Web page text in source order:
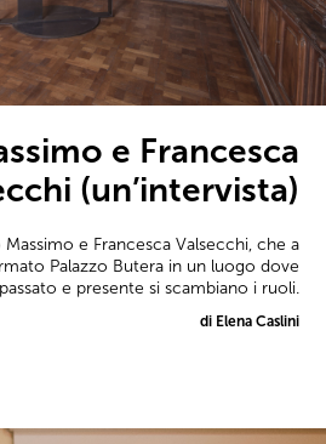
e Francesca
(un’intervista)
e Francesca Valsecchi, che a
Palazzo Butera in un luogo dove
passato e presente si scambiano i ruoli.
di Elena Caslini